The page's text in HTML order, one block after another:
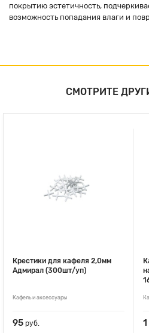
покрытию эстетичность,
возможность попадания влаги и
СМОТРИТЕ
Крестики для кафеля 2,0мм
Адмирал (300шт/уп)
Кафель и аксессуары
95 руб.